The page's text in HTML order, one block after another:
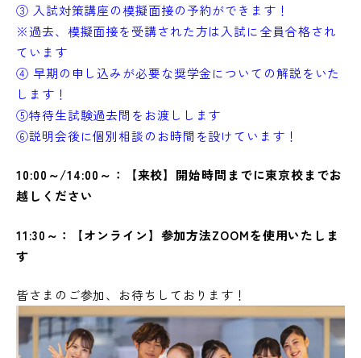
③ 入試対策講座の模擬面接の予約ができます！
※過去、模擬面接を受講された方は入試に全員合格され
ています
④ 早期の申し込みが必要な奨学金についての解説をいた
します！
⑤特待生試験過去問をお渡しします
⑥説明会後に個別相談のお時間を設けています！
10:00～/14:00～：【来校】開始時間までに東京校までお
越しください
11:30～：【オンライン】参加方法ZOOMを使用いたしま
す
皆さまのご参加、お待ちしております！